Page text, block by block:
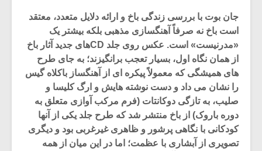
جان بوت با بررسى زندگى باخ و ارائه دلایل متعدد، معتقد
است باخ نه صرفاً آهنگسازى مذهبى بلکه بیشتر یک
«مدرنیست» است. عکس روى جلد CDهاى جدید آثار باخ
از همان نگاه اول، بسیار تعجب برانگیزند؛ به جاى طرح
هاى همیشگى که معمولاً پیکره اى از آهنگساز باکلاه گیس
را نشان مى داد و دست نوشته هایش و ارگ کلیسا و
صلیب، به تازگى دوکانتات (فرم مرکب آوازى متعلق به
دوره باروک) از باخ منتشر شد که طرح جلد یکى از آنها
کودکانى با نگاهى پرشور و ظاهرى غیرغربى بود و دیگرى
تصویرى از آبشارى با عظمت؛ اما در این میان از همه